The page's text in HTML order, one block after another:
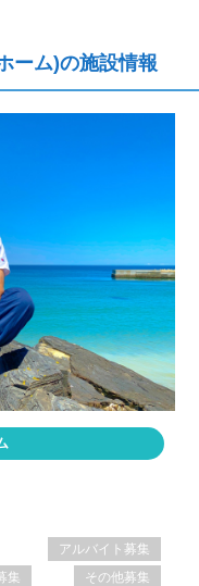
ーム)の施設情報
アルバイト募集
集 その他募集